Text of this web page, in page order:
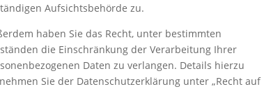
Aufsichtsbehörde zu.
haben Sie das Recht, unter bestimmten
die Einschränkung der Verarbeitung Ihrer
Daten zu verlangen. Details hierzu
Sie der Datenschutzerklärung unter „Recht auf